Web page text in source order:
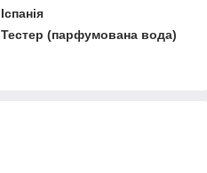
Іспанія
Тестер (парфумована вода)